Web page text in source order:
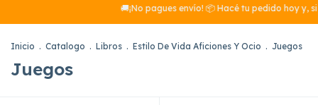
🚚¡No pagues envío! 📦 Hacé tu pedido hoy y,
Inicio . Catalogo . Libros . Estilo De Vida Aficiones Y Ocio . Juegos
Juegos